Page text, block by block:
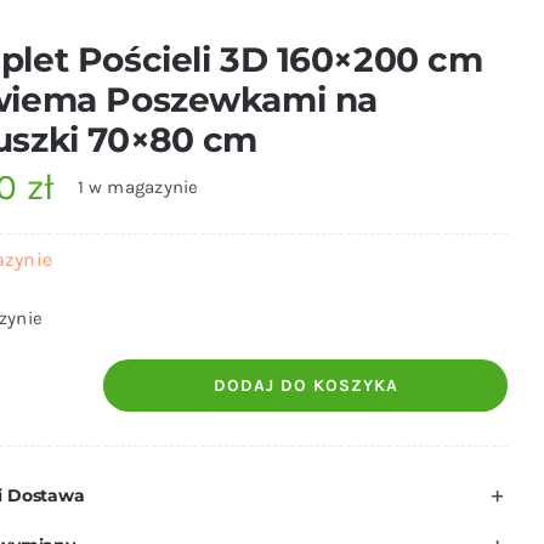
Pościeli 3D 160×200 cm
Poszewkami na
70×80 cm
zł 1 w magazynie
3D
160x200
DODAJ DO KOSZYKA
Dostawa